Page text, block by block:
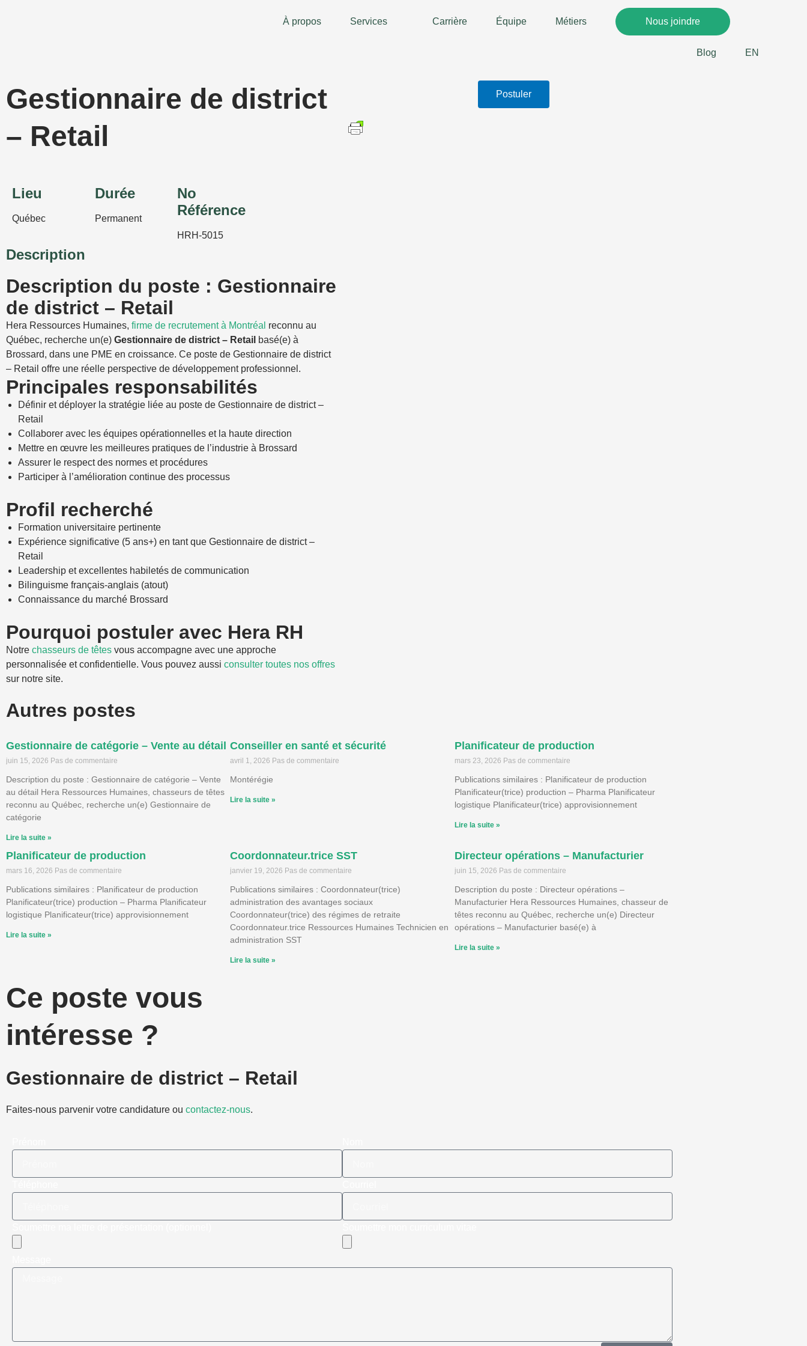
À propos Services Carrière Équipe Métiers Nous joindre
Blog EN
Gestionnaire de district
– Retail
Lieu
Québec
Durée
Permanent
No
Référence
HRH-5015
Description
Description du poste : Gestionnaire
de district – Retail
Hera Ressources Humaines, firme de recrutement à Montréal reconnu au
Québec, recherche un(e) Gestionnaire de district – Retail basé(e) à
Brossard, dans une PME en croissance. Ce poste de Gestionnaire de district
– Retail offre une réelle perspective de développement professionnel.
Principales responsabilités
Définir et déployer la stratégie liée au poste de Gestionnaire de district –
Retail
Collaborer avec les équipes opérationnelles et la haute direction
Mettre en œuvre les meilleures pratiques de l’industrie à Brossard
Assurer le respect des normes et procédures
Participer à l’amélioration continue des processus
Profil recherché
Formation universitaire pertinente
Expérience significative (5 ans+) en tant que Gestionnaire de district –
Retail
Leadership et excellentes habiletés de communication
Bilinguisme français-anglais (atout)
Connaissance du marché Brossard
Pourquoi postuler avec Hera RH
Notre chasseurs de têtes vous accompagne avec une approche
personnalisée et confidentielle. Vous pouvez aussi consulter toutes nos offres
sur notre site.
Postuler
Autres postes
Gestionnaire de catégorie – Vente au détail
juin 15, 2026 Pas de commentaire
Description du poste : Gestionnaire de catégorie – Vente
au détail Hera Ressources Humaines, chasseurs de têtes
reconnu au Québec, recherche un(e) Gestionnaire de
catégorie
Lire la suite »
Conseiller en santé et sécurité
avril 1, 2026 Pas de commentaire
Montérégie
Lire la suite »
Planificateur de production
mars 23, 2026 Pas de commentaire
Publications similaires : Planificateur de production
Planificateur(trice) production – Pharma Planificateur
logistique Planificateur(trice) approvisionnement
Lire la suite »
Planificateur de production
mars 16, 2026 Pas de commentaire
Publications similaires : Planificateur de production
Planificateur(trice) production – Pharma Planificateur
logistique Planificateur(trice) approvisionnement
Lire la suite »
Coordonnateur.trice SST
janvier 19, 2026 Pas de commentaire
Publications similaires : Coordonnateur(trice)
administration des avantages sociaux
Coordonnateur(trice) des régimes de retraite
Coordonnateur.trice Ressources Humaines Technicien en
administration SST
Lire la suite »
Directeur opérations – Manufacturier
juin 15, 2026 Pas de commentaire
Description du poste : Directeur opérations –
Manufacturier Hera Ressources Humaines, chasseur de
têtes reconnu au Québec, recherche un(e) Directeur
opérations – Manufacturier basé(e) à
Lire la suite »
Ce poste vous
intéresse ?
Gestionnaire de district – Retail
Faites-nous parvenir votre candidature ou contactez-nous.